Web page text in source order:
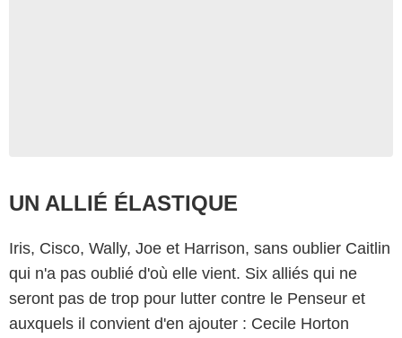
UN ALLIÉ ÉLASTIQUE
Iris, Cisco, Wally, Joe et Harrison, sans oublier Caitlin
qui n'a pas oublié d'où elle vient. Six alliés qui ne
seront pas de trop pour lutter contre le Penseur et
auxquels il convient d'en ajouter : Cecile Horton